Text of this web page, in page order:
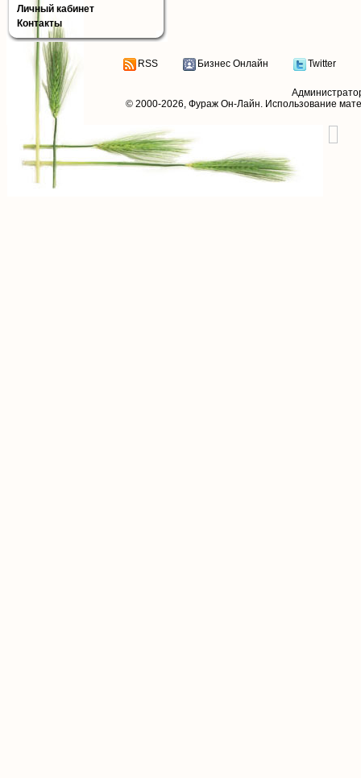
Личный кабинет
Контакты
RSS Бизнес Онлайн Twitter
© 2000-2026, Фураж Он-Лайн. Использование